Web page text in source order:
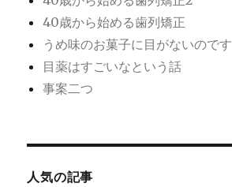
40歳から始める歯列矯正
うめ味のお菓子に目がないのです
目薬はすごいなという話
事案二つ
人気の記事